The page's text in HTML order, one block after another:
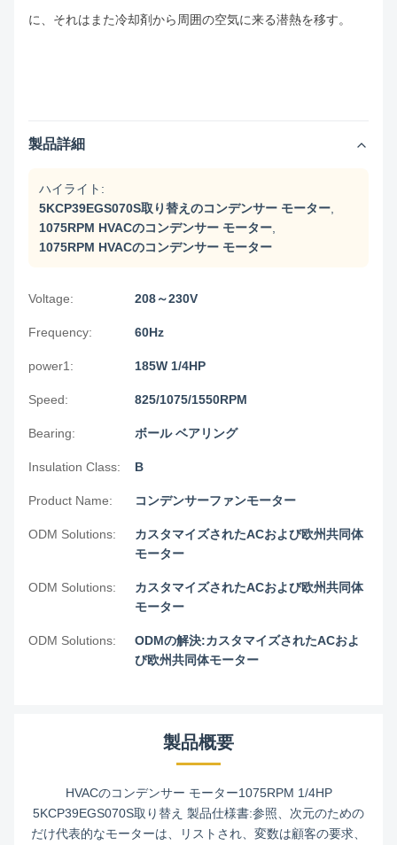
に、それはまた冷却剤から周囲の空気に来る潜熱を移す。
製品詳細
ハイライト:
5KCP39EGS070S取り替えのコンデンサー モーター
1075RPM HVACのコンデンサー モーター
1075RPM HVACのコンデンサー モーター
Voltage: 208～230V
Frequency: 60Hz
power1: 185W 1/4HP
Speed: 825/1075/1550RPM
Bearing: ボール ベアリング
Insulation Class: B
Product Name: コンデンサーファンモーター
ODM Solutions:
カスタマイズされたACおよび欧州共同体
モーター
ODM Solutions:
カスタマイズされたACおよび欧州共同体
モーター
ODM Solutions:
ODMの解決:カスタマイズされたACおよ
び欧州共同体モーター
製品概要
HVACのコンデンサー モーター1075RPM 1/4HP
5KCP39EGS070S取り替え 製品仕様書:参照、次元のための
だけ代表的なモーターは、リストされ、変数は顧客の要求、